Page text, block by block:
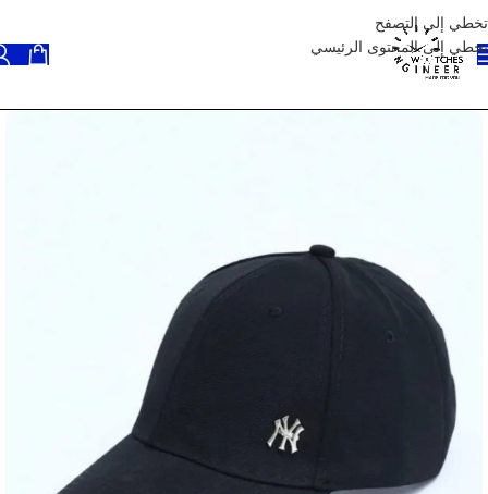
تخطي إلى التصفح
تخطي إلى المحتوى الرئيسي